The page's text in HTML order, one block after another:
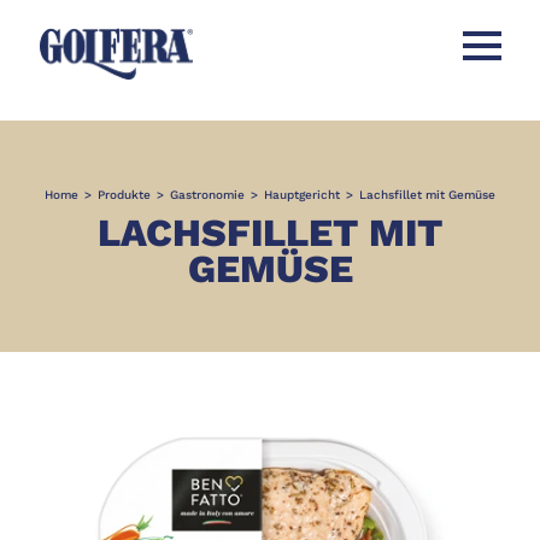
Menü
Home > Produkte > Gastronomie > Hauptgericht > Lachsfillet mit Gemüse
LACHSFILLET MIT
GEMÜSE